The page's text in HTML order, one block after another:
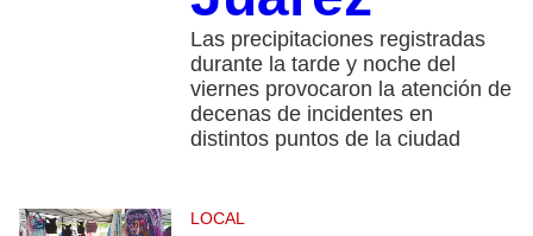
Las precipitaciones registradas
durante la tarde y noche del
viernes provocaron la atención de
decenas de incidentes en
distintos puntos de la ciudad
LOCAL